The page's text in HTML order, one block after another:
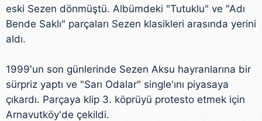
eski Sezen dönmüştü. Albümdeki "Tutuklu" ve "Adı
Bende Saklı" parçaları Sezen klasikleri arasında yerini
aldı.
1999'un son günlerinde Sezen Aksu hayranlarına bir
sürpriz yaptı ve "Sarı Odalar" single'ını piyasaya
çıkardı. Parçaya klip 3. köprüyü protesto etmek için
Arnavutköy'de çekildi.